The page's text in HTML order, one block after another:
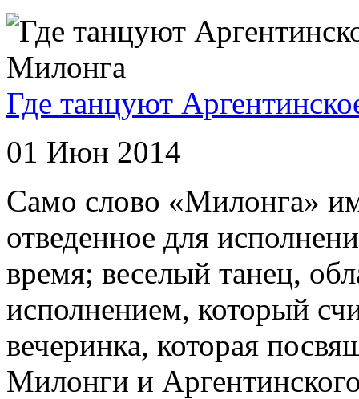
Где танцуют
01 Июн 2014
Само слово «Милонга»
отведенное для
время; веселый танец,
исполнением, который
вечеринка, которая
Милонги и